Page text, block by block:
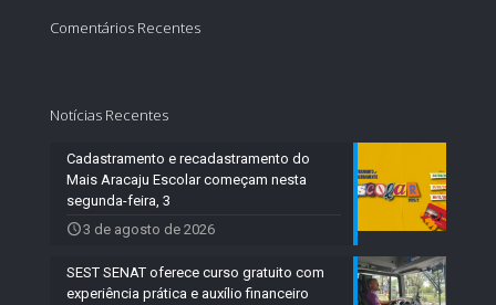
Comentários Recentes
Notícias Recentes
Cadastramento e recadastramento do
Mais Aracaju Escolar começam nesta
segunda-feira, 3
3 de agosto de 2026
SEST SENAT oferece curso gratuito com
experiência prática e auxílio financeiro